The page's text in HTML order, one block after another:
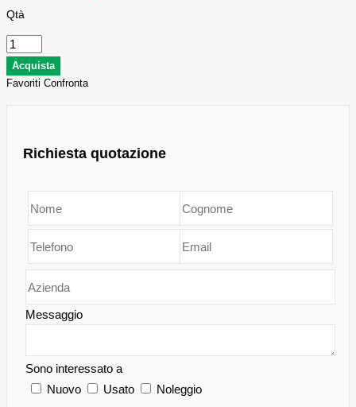
Qtà
Favoriti Confronta
Richiesta quotazione
Messaggio
Sono interessato a
Nuovo
Usato
Noleggio